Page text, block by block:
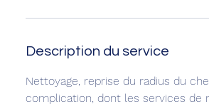
Description du service
Nettoyage, reprise du radius du
complication, dont les services de